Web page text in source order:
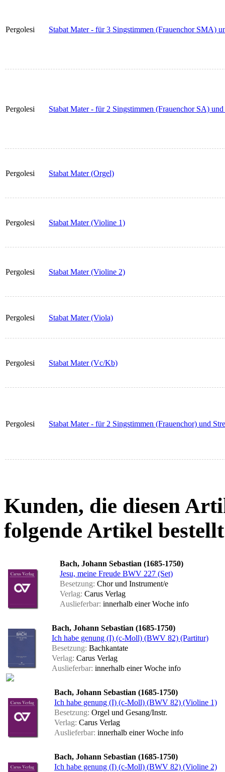
Pergolesi Stabat Mater - für 3 Singstimmen (Frauenchor SMA)
Pergolesi Stabat Mater - für 2 Singstimmen (Frauenchor SA)
Pergolesi Stabat Mater (Orgel)
Pergolesi Stabat Mater (Violine 1)
Pergolesi Stabat Mater (Violine 2)
Pergolesi Stabat Mater (Viola)
Pergolesi Stabat Mater (Vc/Kb)
Pergolesi Stabat Mater - für 2 Singstimmen (Frauenchor) und
Kunden, die diesen
folgende Artikel
Bach, Johann Sebastian (1685-1750)
Jesu, meine Freude BWV 227 (Set)
Besetzung: Chor und Instrument/e
Verlag: Carus Verlag
Auslieferbar: innerhalb einer Woche info
Bach, Johann Sebastian (1685-1750)
Ich habe genung (I) (c-Moll) (BWV 82) (Partitur)
Besetzung: Bachkantate
Verlag: Carus Verlag
Auslieferbar: innerhalb einer Woche info
Bach, Johann Sebastian (1685-1750)
Ich habe genung (I) (c-Moll) (BWV 82) (Violine 1)
Besetzung: Orgel und Gesang/Instr.
Verlag: Carus Verlag
Auslieferbar: innerhalb einer Woche info
Bach, Johann Sebastian (1685-1750)
Ich habe genung (I) (c-Moll) (BWV 82) (Violine 2)